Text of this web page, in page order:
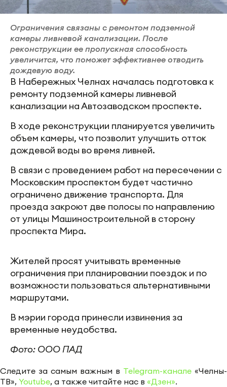
Ограничения связаны с ремонтом подземной
камеры ливневой канализации. После
реконструкции ее пропускная способность
увеличится, что поможет эффективнее отводить
дождевую воду.
В Набережных Челнах началась подготовка к
ремонту подземной камеры ливневой
канализации на Автозаводском проспекте.
В ходе реконструкции планируется увеличить
объем камеры, что позволит улучшить отток
дождевой воды во время ливней.
В связи с проведением работ на пересечении с
Московским проспектом будет частично
ограничено движение транспорта. Для
проезда закроют две полосы по направлению
от улицы Машиностроительной в сторону
проспекта Мира.
Жителей просят учитывать временные
ограничения при планировании поездок и по
возможности пользоваться альтернативными
маршрутами.
В мэрии города принесли извинения за
временные неудобства.
Фото: ООО ПАД
Следите за самым важным в Telegram-канале «Челны-
ТВ», Youtube, а также читайте нас в «Дзен».